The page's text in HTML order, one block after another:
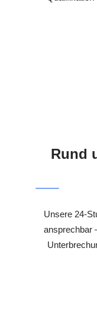
Rund
Unsere 24-
ansprechbar